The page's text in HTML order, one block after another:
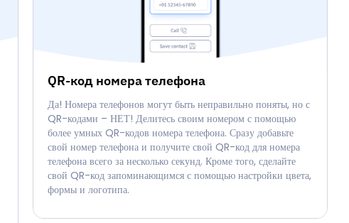
QR-код номера телефона
Да! Номера телефонов могут быть неправильно поняты, но с
QR-кодами – НЕТ! Делитесь своим номером с помощью
более умных QR-кодов номера телефона. Сразу добавьте
свой номер телефона и получите свой QR-код для номера
телефона всего за несколько секунд. Кроме того, сделайте
свой QR-код запоминающимся с помощью настройки цвета,
формы и логотипа.